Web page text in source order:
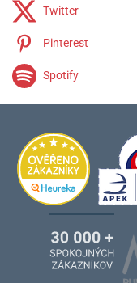
Twitter
Pinterest
Spotify